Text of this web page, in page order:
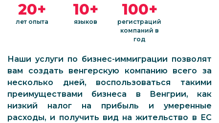
20+
лет опыта
10+
языков
100+
регистраций
компаний в
год
Наши услуги по бизнес-иммиграции позволят
вам создать венгерскую компанию всего за
несколько дней, воспользоваться такими
преимуществами бизнеса в Венгрии, как
низкий налог на прибыль и умеренные
расходы, и получить вид на жительство в ЕС